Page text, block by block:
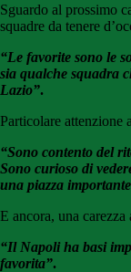
Sguardo al prossimo
squadre da tenere
“Le favorite sono le
sia qualche squadra
Lazio”.
Particolare attenzione
“Sono contento del
Sono curioso di
una piazza
E ancora, una
“Il Napoli ha basi
favorita”.